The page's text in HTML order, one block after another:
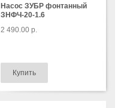
Насос ЗУБР фонтанный
ЗНФЧ-20-1.6
2 490.00 р.